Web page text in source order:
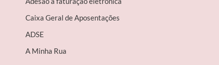
Caixa Geral de Aposentações
A​DSE
A Minha Rua